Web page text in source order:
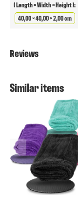
( Length × Width × Height ):
40,00 × 40,00 × 2,00 cm
Reviews
Similar items